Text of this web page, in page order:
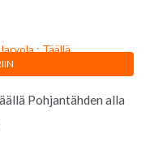
Pohjantähden alla